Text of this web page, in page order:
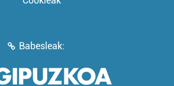
Babesleak: